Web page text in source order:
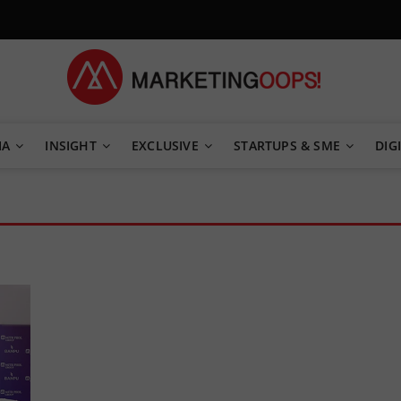
INSIGHT EXCLUSIVE STARTUPS & SME